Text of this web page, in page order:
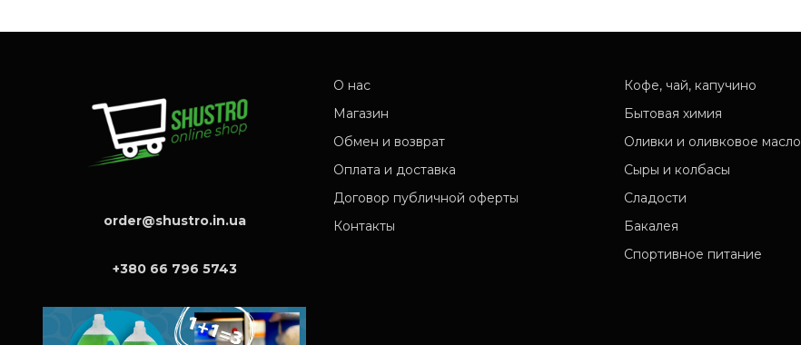
order@shustro.in.ua
+380 66 796 5743
О нас
Магазин
Обмен и возврат
Оплата и доставка
Договор публичной оферты
Контакты
Кофе, чай, капучино
Бытовая химия
Оливки и оливковое масло
Сыры и колбасы
Сладости
Бакалея
Спортивное питание